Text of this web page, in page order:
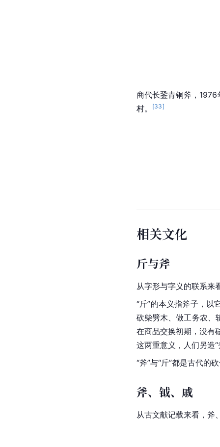
商代长銎青铜斧，1976
村。
[33]
相关文化
斤与斧
从字形与字义的联系来
“斤”的本义指斧子，以
砍柴劈木、做工务农、
在商品交换初期，没有
这两重意义，人们另造
“斧”与“斤”都是古代的
斧、钺、戚
从古文献记载来看，斧